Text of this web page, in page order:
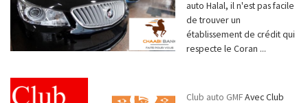
auto Halal, il n'est pas facile
de trouver un
établissement de crédit qui
respecte le Coran ...
Club auto GMFAvec Club